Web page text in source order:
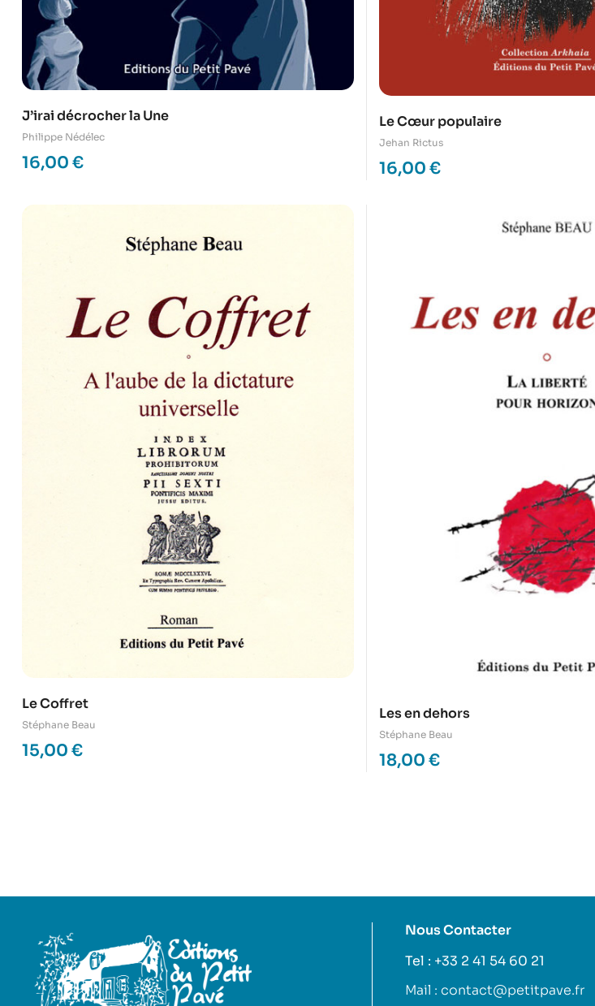
J’irai décrocher la Une
Philippe Nédélec
16,00 €
Le Cœur populaire
Jehan Rictus
16,00 €
Le Coffret
Stéphane Beau
15,00 €
Les en dehors
Stéphane Beau
18,00 €
Nous Contacter
Tel : +33 2 41 54 60 21
Mail : contact@petitpave.fr